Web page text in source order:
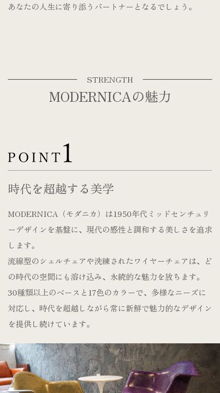
あなたの人生に寄り添うパートナーとなるでしょう。
STRENGTH
MODERNICAの魅力
時代を超越する美学
MODERNICA（モダニカ）は1950年代ミッドセンチュリ
ーデザインを基盤に、現代の感性と調和する美しさを追求
します。
流線型のシェルチェアや洗練されたワイヤーチェアは、ど
の時代の空間にも溶け込み、永続的な魅力を放ちます。
30種類以上のベースと17色のカラーで、多様なニーズに
対応し、時代を超越しながら常に新鮮で魅力的なデザイン
を提供し続けています。